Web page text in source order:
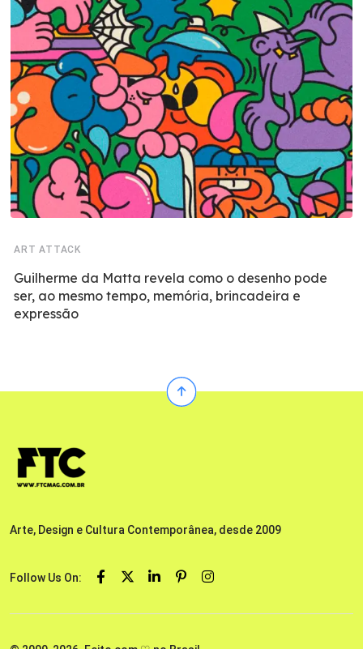
ART ATTACK
Guilherme da Matta revela como o desenho pode
ser, ao mesmo tempo, memória, brincadeira e
expressão
Arte, Design e Cultura Contemporânea, desde 2009
Follow Us On: